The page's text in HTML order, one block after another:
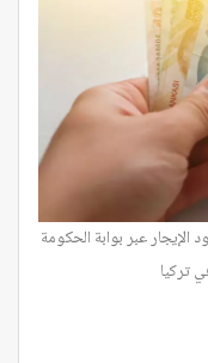
عبر بوابة الحكومة
تركيا